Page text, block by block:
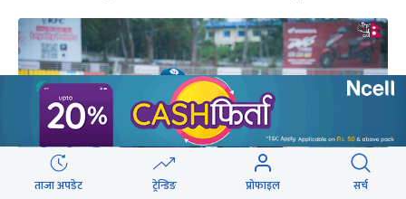
ताजा अपडेट ट्रेन्डिङ प्रोफाइल सर्च